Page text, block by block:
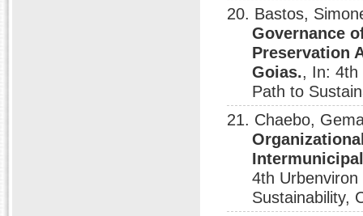
20. Bastos,
Governance
Preservation
Goias., In: 4th
Path to
21. Chaebo,
4th
Sustainability,